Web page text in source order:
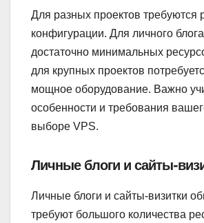
Для разных проектов требуются
конфигурации. Для личного
достаточно минимальных
для крупных проектов
мощное оборудование. Важно
особенности и требования
выборе VPS.
Личные блоги и сайты-
Личные блоги и сайты-визитки
требуют большого количества